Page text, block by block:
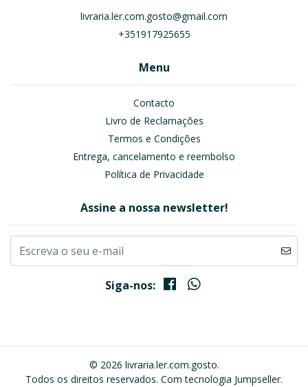
livraria.ler.com.gosto@gmail.com
+351917925655
Menu
Contacto
Livro de Reclamações
Termos e Condições
Entrega, cancelamento e reembolso
Política de Privacidade
Assine a nossa newsletter!
Siga-nos:
© 2026 livraria.ler.com.gosto.
Todos os direitos reservados. Com tecnologia Jumpseller.